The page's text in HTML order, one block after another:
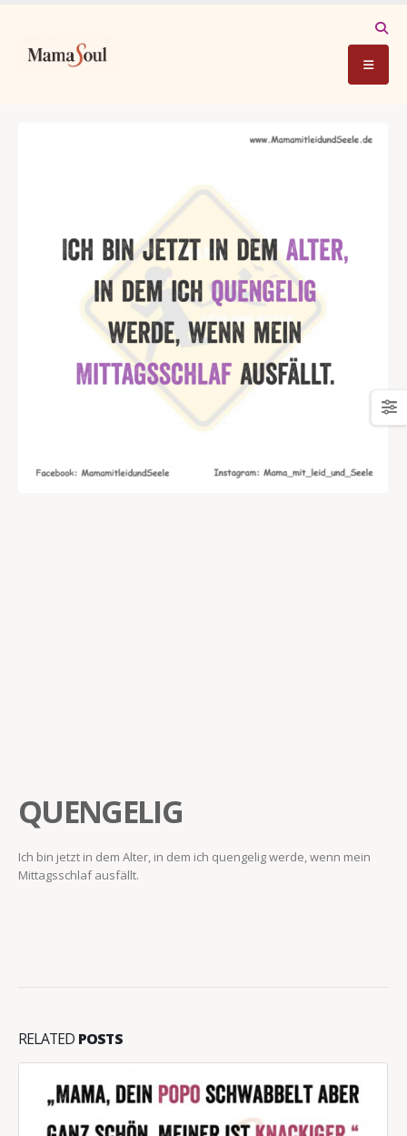
QUENGELIG
Ich bin jetzt in dem Alter, in dem ich quengelig werde, wenn mein
Mittagsschlaf ausfällt.
RELATED POSTS